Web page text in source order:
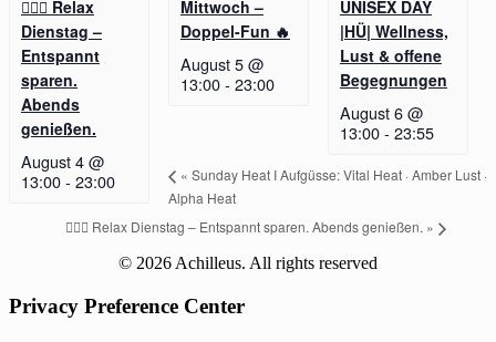
🧖‍♂️✨ Relax
Dienstag –
Entspannt
sparen.
Abends
genießen.
August 4 @
13:00- 23:00
Mittwoch –
Doppel-Fun 🔥
August 5 @
13:00- 23:00
UNISEX DAY
|HÜ| Wellness,
Lust & offene
Begegnungen
August 6 @
13:00- 23:55
« Sunday Heat I Aufgüsse: Vital Heat · Amber Lust ·
Alpha Heat
🧖‍♂️✨ Relax Dienstag – Entspannt sparen. Abends genießen. »
© 2026 Achilleus. All rights reserved
Privacy Preference Center